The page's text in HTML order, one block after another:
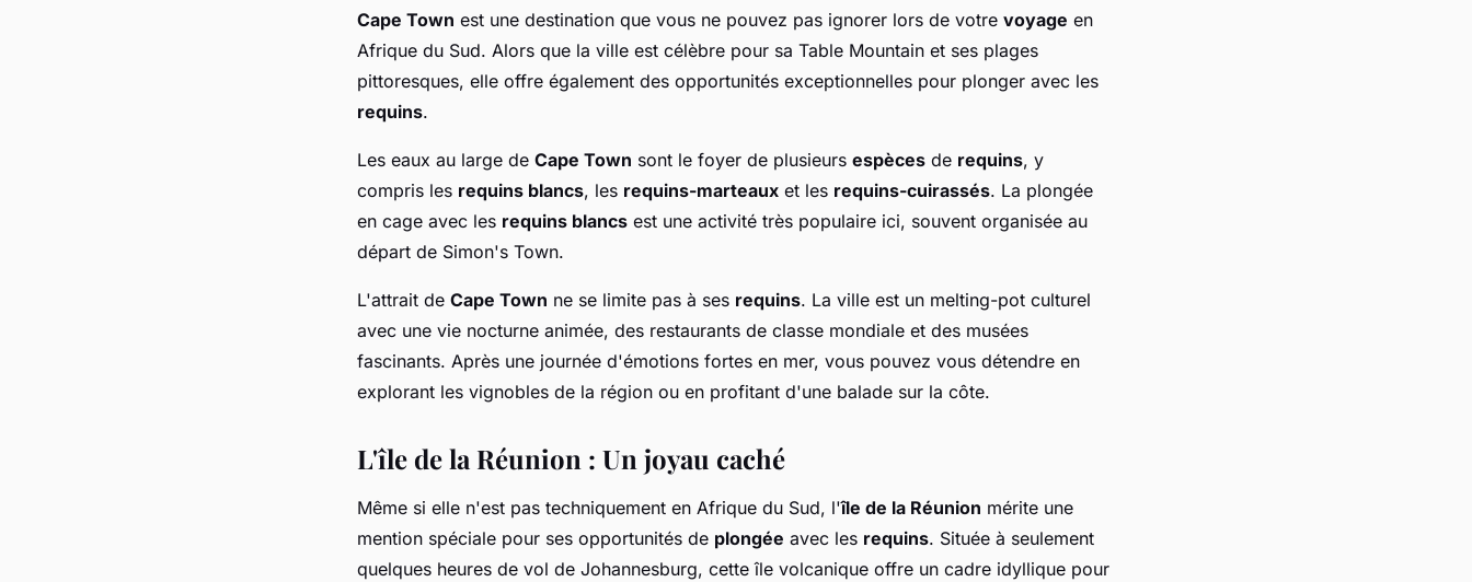
Cape Town est une destination que vous ne pouvez pas ignorer lors de votre voyage en
Afrique du Sud. Alors que la ville est célèbre pour sa Table Mountain et ses plages
pittoresques, elle offre également des opportunités exceptionnelles pour plonger avec les
requins.
Les eaux au large de Cape Town sont le foyer de plusieurs espèces de requins, y
compris les requins blancs, les requins-marteaux et les requins-cuirassés. La plongée
en cage avec les requins blancs est une activité très populaire ici, souvent organisée au
départ de Simon's Town.
L'attrait de Cape Town ne se limite pas à ses requins. La ville est un melting-pot culturel
avec une vie nocturne animée, des restaurants de classe mondiale et des musées
fascinants. Après une journée d'émotions fortes en mer, vous pouvez vous détendre en
explorant les vignobles de la région ou en profitant d'une balade sur la côte.
L'île de la Réunion : Un joyau caché
Même si elle n'est pas techniquement en Afrique du Sud, l'île de la Réunion mérite une
mention spéciale pour ses opportunités de plongée avec les requins. Située à seulement
quelques heures de vol de Johannesburg, cette île volcanique offre un cadre idyllique pour